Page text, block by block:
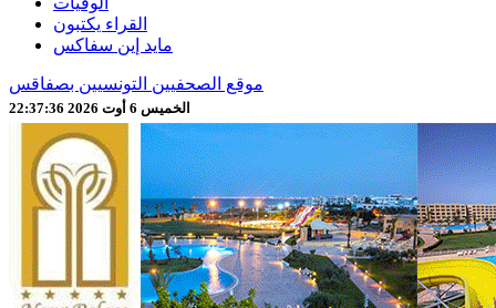
القراء يكتبون
مايد إين سفاكس
موقع الصحفيين التونسيين بصفاقس
الخميس 6 أوت 2026 22:37:38